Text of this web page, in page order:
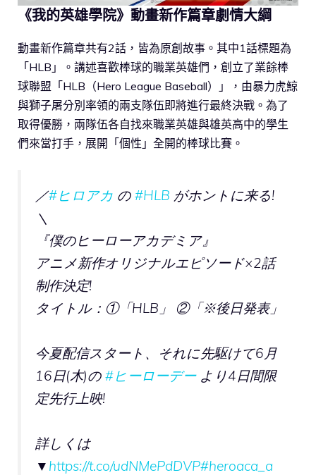
《我的英雄學院》動畫新作篇章劇情大綱
動畫新作篇章共有2話，皆為原創故事。其中1話標題為
「HLB」。講述喜歡棒球的職業英雄們，創立了業餘棒
球聯盟「HLB（Hero League Baseball）」，由暴力虎鯨
與獅子屠分別率領的兩支隊伍即將進行最終決戰。為了
取得優勝，兩隊伍各自找來職業英雄與雄英高中的學生
們來當打手，展開「個性」全開的棒球比賽。
／#ヒロアカ の #HLB がホントに来る!
＼
『僕のヒーローアカデミア』
アニメ新作オリジナルエピソード×2話
制作決定!
タイトル：①「HLB」 ②「※後日発表」
今夏配信スタート、それに先駆けて6月
16日(木)の #ヒーローデーより4日間限
定先行上映!
詳しくは
▼ https://t.co/udNMePdDVP#heroaca_a